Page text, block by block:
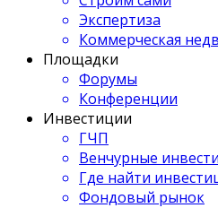
Экспертиза
Коммерческая
Площадки
Форумы
Конференции
Инвестиции
ГЧП
Венчурные
Где найти
Фондовый рынок